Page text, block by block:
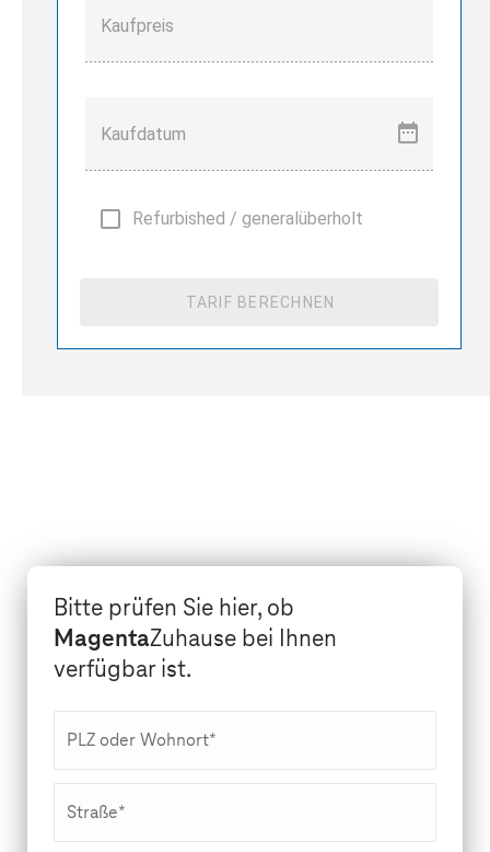
Kaufpreis
Kaufdatum
Refurbished / generalüberholt
TARIF BERECHNEN
Bitte prüfen Sie hier, ob
MagentaZuhause bei Ihnen
verfügbar ist.
PLZ oder Wohnort*
Straße*